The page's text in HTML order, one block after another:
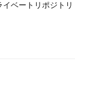
ベートリポジトリ